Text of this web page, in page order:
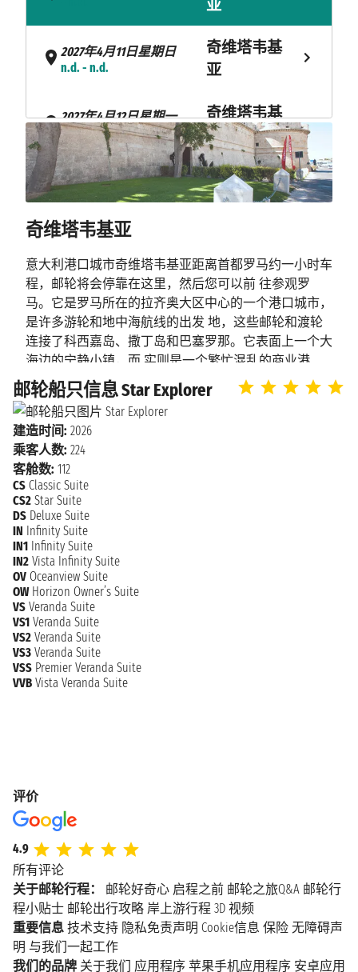
亚
2027年4月11日星期日
n.d. - n.d.
奇维塔韦基
亚
2027年4月12日星期一
n.d. - n.d.
奇维塔韦基
亚
2027年4月13日星期二
上午8:00 - 下午4:00
索伦托
2027年4月14日星期三
上午10:00 - 下午6:00
克索斯
2027年4月15日星期四 海上巡航
2027年4月16日星期五
上午8:00 - 下午10:00
科托尔
2027年4月17日星期六
上午8:00 - 下午5:00
杜布罗夫尼
2027年4月18日星期日
2027年4月19日星期一
上午9:00 - 下午7:00
2027年4月20日星期二
上午7:00 下午11:59
奇维塔韦基亚
意大利港口城市奇维塔韦基亚距离首都罗马约一小时车
程，邮轮将会停靠在这里，然后您可以前 往参观罗
马。它是罗马所在的拉齐奥大区中心的一个港口城市，
是许多游轮和地中海航线的出发 地，这些邮轮和渡轮
连接了科西嘉岛、撒丁岛和巴塞罗那。它表面上一个大
海边的宁静小镇，而 实则是一个繁忙混乱的商业港
口。 这个小城沿着绵延的海岸线发展的，在以北的米
尼翁河（Mignon River）和以南的马兰戈内河
（Marangone River）之间。 这里有很多海湾和沙滩，同
时也是意大利中部的一个艺术和历史名城。这座古老小
城里有很多历 史古迹、花园、别墅和艺术品，参观完
这些文化遗迹后，您还可以前往第勒尼安海的沙滩上晒
晒 太阳、去参观菲康塞拉温泉浴场，或是近距离参观
伊特鲁里亚人的发掘地。所以无论是体验慵懒 的地中
海生活还是参观辉煌的历史古迹，这里都是绝佳的旅游
地。
邮轮船只信息 Star Explorer
建造时间: 2026
乘客人数: 224
客舱数: 112
CS Classic Suite
CS2 Star Suite
DS Deluxe Suite
IN Infinity Suite
IN1 Infinity Suite
IN2 Vista Infinity Suite
OV Oceanview Suite
OW Horizon Owner’s Suite
VS Veranda Suite
VS1 Veranda Suite
VS2 Veranda Suite
VS3 Veranda Suite
VSS Premier Veranda Suite
VVB Vista Veranda Suite
评价
4.9
所有评论
关于邮轮行程：
邮轮好奇心 启程之前 邮轮之旅Q&A 邮轮行
程小贴士 邮轮出行攻略 岸上游行程 3D 视频
重要信息 技术支持 隐私免责声明 Cookie信息 保险 无障碍声
明 与我们一起工作
我们的品牌 关于我们 应用程序 苹果手机应用程序 安卓应用